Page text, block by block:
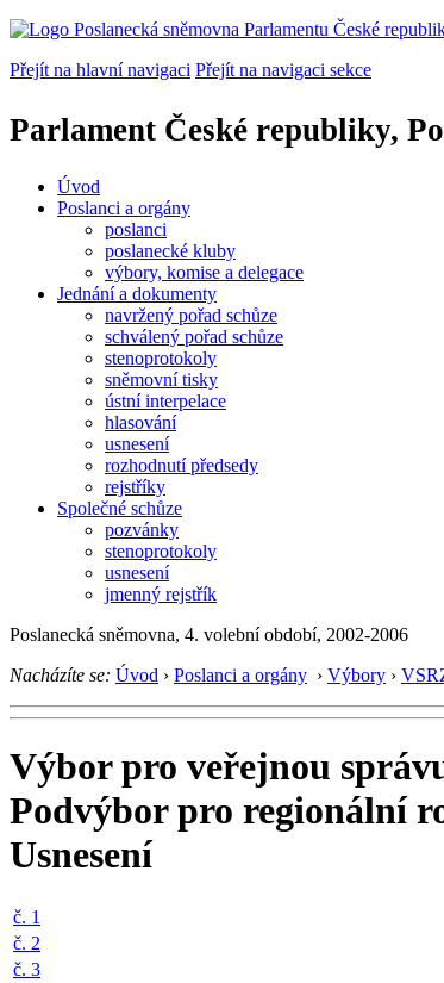
Přejít na hlavní navigaci Přejít na navigaci sekce
Parlament České republiky,
Úvod
Poslanci a orgány
poslanci
poslanecké kluby
výbory, komise a delegace
Jednání a dokumenty
navržený pořad schůze
schválený pořad schůze
stenoprotokoly
sněmovní tisky
ústní interpelace
hlasování
usnesení
rozhodnutí předsedy
rejstříky
Společné schůze
pozvánky
stenoprotokoly
usnesení
jmenný rejstřík
Poslanecká sněmovna, 4. volební období, 2002-2006
Nacházíte se: Úvod › Poslanci a orgány › Výbory ›
Výbor pro veřejnou
Podvýbor pro regionální
Usnesení
č. 1
č. 2
č. 3